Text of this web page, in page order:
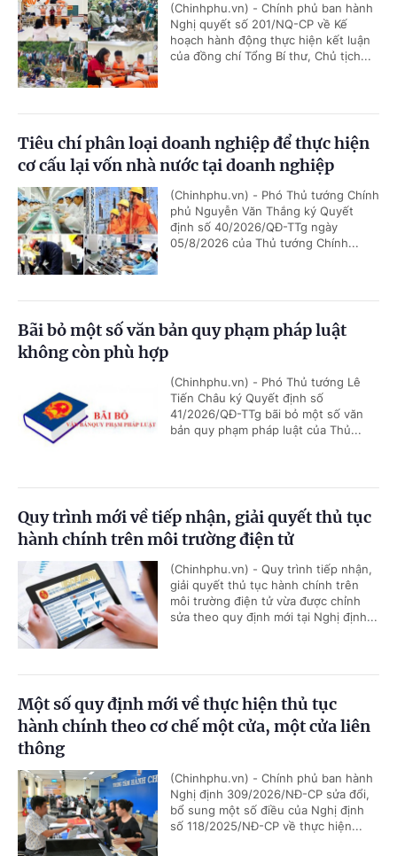
(Chinhphu.vn) - Chính phủ ban hành
Nghị quyết số 201/NQ-CP về Kế
hoạch hành động thực hiện kết luận
của đồng chí Tổng Bí thư, Chủ tịch...
Tiêu chí phân loại doanh nghiệp để thực hiện
cơ cấu lại vốn nhà nước tại doanh nghiệp
(Chinhphu.vn) - Phó Thủ tướng Chính
phủ Nguyễn Văn Thắng ký Quyết
định số 40/2026/QĐ-TTg ngày
05/8/2026 của Thủ tướng Chính...
Bãi bỏ một số văn bản quy phạm pháp luật
không còn phù hợp
(Chinhphu.vn) - Phó Thủ tướng Lê
Tiến Châu ký Quyết định số
41/2026/QĐ-TTg bãi bỏ một số văn
bản quy phạm pháp luật của Thủ...
Quy trình mới về tiếp nhận, giải quyết thủ tục
hành chính trên môi trường điện tử
(Chinhphu.vn) - Quy trình tiếp nhận,
giải quyết thủ tục hành chính trên
môi trường điện tử vừa được chỉnh
sửa theo quy định mới tại Nghị định...
Một số quy định mới về thực hiện thủ tục
hành chính theo cơ chế một cửa, một cửa liên
thông
(Chinhphu.vn) - Chính phủ ban hành
Nghị định 309/2026/NĐ-CP sửa đổi,
bổ sung một số điều của Nghị định
số 118/2025/NĐ-CP về thực hiện...